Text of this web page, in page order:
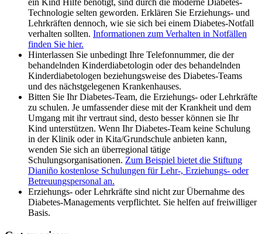
ein Kind Hilfe benötigt, sind durch die moderne Diabetes-
Technologie selten geworden. Erklären Sie Erziehungs- und
Lehrkräften dennoch, wie sie sich bei einem Diabetes-Notfall
verhalten sollten. Informationen zum Verhalten in Notfällen
finden Sie hier.
Hinterlassen Sie unbedingt Ihre Telefonnummer, die der
behandelnden Kinderdiabetologin oder des behandelnden
Kinderdiabetologen beziehungsweise des Diabetes-Teams
und des nächstgelegenen Krankenhauses.
Bitten Sie Ihr Diabetes-Team, die Erziehungs- oder Lehrkräfte
zu schulen. Je umfassender diese mit der Krankheit und dem
Umgang mit ihr vertraut sind, desto besser können sie Ihr
Kind unterstützen. Wenn Ihr Diabetes-Team keine Schulung
in der Klinik oder in Kita/Grundschule anbieten kann,
wenden Sie sich an überregional tätige
Schulungsorganisationen. Zum Beispiel bietet die Stiftung
Dianiño kostenlose Schulungen für Lehr-, Erziehungs- oder
Betreuungspersonal an.
Erziehungs- oder Lehrkräfte sind nicht zur Übernahme des
Diabetes-Managements verpflichtet. Sie helfen auf freiwilliger
Basis.